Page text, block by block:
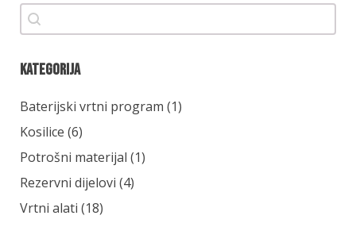
Pretraži
Pretraži
Kategorija
Kategorija
Baterijski vrtni program (1)
Kosilice (6)
Potrošni materijal (1)
Rezervni dijelovi (4)
Vrtni alati (18)